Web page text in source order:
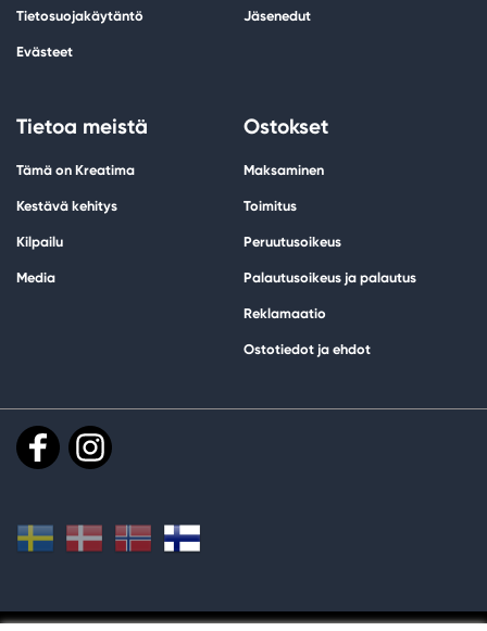
Tietosuojakäytäntö
Evästeet
Jäsenedut
Tietoa meistä
Tämä on Kreatima
Kestävä kehitys
Kilpailu
Media
Ostokset
Maksaminen
Toimitus
Peruutusoikeus
Palautusoikeus ja palautus
Reklamaatio
Ostotiedot ja ehdot